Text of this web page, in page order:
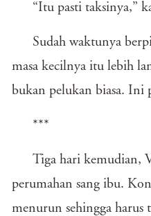
“Itu pasti taksinya,”
Sudah waktunya
masa kecilnya itu lebih
bukan pelukan biasa. Ini
***
Tiga hari kemudian,
perumahan sang ibu.
menurun sehingga harus